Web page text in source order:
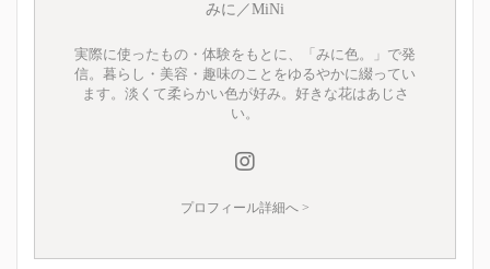
みに／MiNi
実際に使ったもの・体験をもとに、「みに色。」で発
信。暮らし・美容・趣味のことをゆるやかに綴ってい
ます。淡くて柔らかい色が好み。好きな花はあじさ
い。
プロフィール詳細へ >